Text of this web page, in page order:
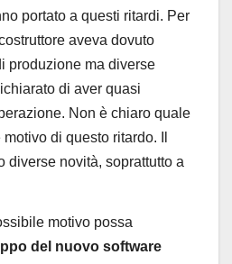
portato a questi ritardi. Per
aveva dovuto
produzione ma diverse
di aver quasi
Non è chiaro quale
di questo ritardo. Il
diverse novità, soprattutto a
motivo possa
del nuovo software